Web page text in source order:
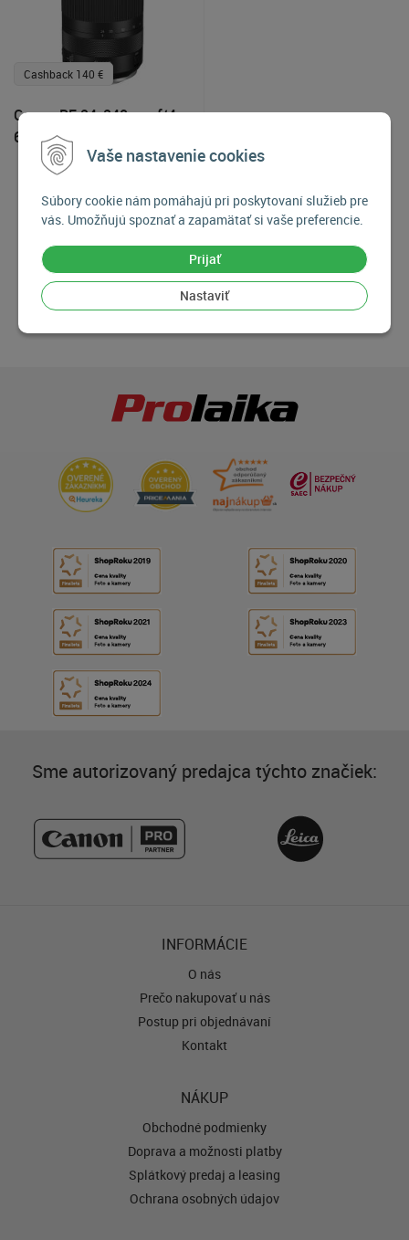
Vaše nastavenie cookies
Súbory cookie nám pomáhajú pri poskytovaní služieb pre
vás. Umožňujú spoznať a zapamätať si vaše preferencie.
Prijať
Nastaviť
Cashback 140 €
Canon RF 24-240mm f/4-
6.3 IS USM
Skladom posledný kus
Sme autorizovaný predajca týchto značiek:
INFORMÁCIE
O nás
Prečo nakupovať u nás
Postup pri objednávaní
Kontakt
NÁKUP
Obchodné podmienky
Doprava a možnosti platby
Splátkový predaj a leasing
Ochrana osobných údajov